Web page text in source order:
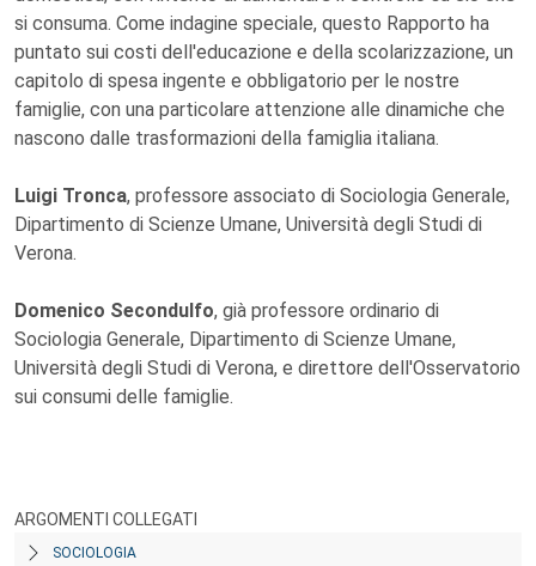
si consuma. Come indagine speciale, questo Rapporto ha
puntato sui costi dell'educazione e della scolarizzazione, un
capitolo di spesa ingente e obbligatorio per le nostre
famiglie, con una particolare attenzione alle dinamiche che
nascono dalle trasformazioni della famiglia italiana.
Luigi Tronca, professore associato di Sociologia Generale,
Dipartimento di Scienze Umane, Università degli Studi di
Verona.
Domenico Secondulfo, già professore ordinario di
Sociologia Generale, Dipartimento di Scienze Umane,
Università degli Studi di Verona, e direttore dell'Osservatorio
sui consumi delle famiglie.
ARGOMENTI COLLEGATI
SOCIOLOGIA